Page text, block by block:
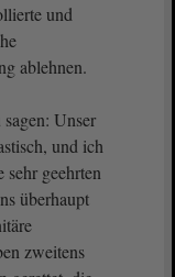
und
ablehnen.
Unser
und ich
geehrten
überhaupt
zweitens